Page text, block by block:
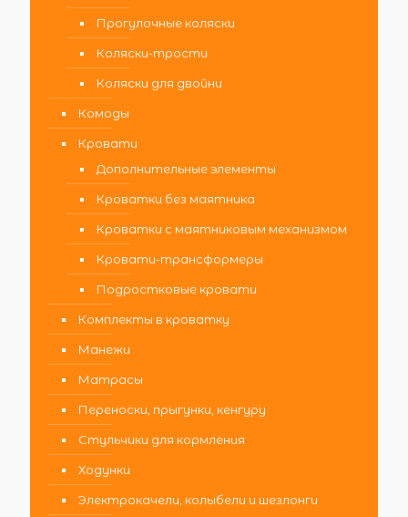
Прогулочные коляски
Коляски-трости
Коляски для двойни
Комоды
Кровати
Дополнительные элементы
Кроватки без маятника
Кроватки с маятниковым механизмом
Кровати-трансформеры
Подростковые кровати
Комплекты в кроватку
Манежи
Матрасы
Переноски, прыгунки, кенгуру
Стульчики для кормления
Ходунки
Электрокачели, колыбели и шезлонги